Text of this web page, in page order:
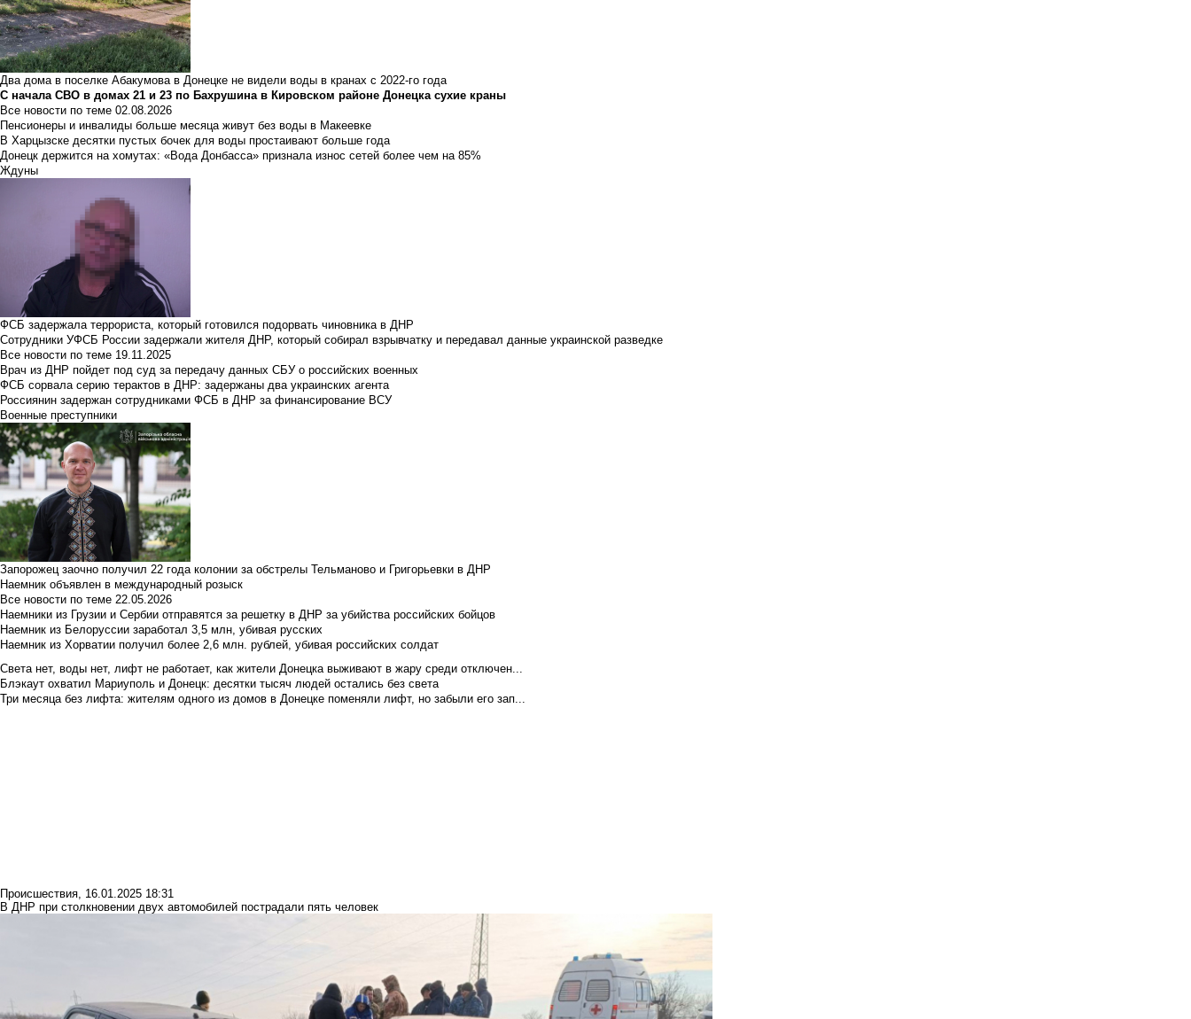
Два дома в поселке Абакумова в Донецке не видели воды в кранах с 2022-го года
С начала СВО в домах 21 и 23 по Бахрушина в Кировском районе Донецка сухие краны
Все новости по теме 02.08.2026
Пенсионеры и инвалиды больше месяца живут без воды в Макеевке
В Харцызске десятки пустых бочек для воды простаивают больше года
Донецк держится на хомутах: «Вода Донбасса» признала износ сетей более чем на 85%
Ждуны
ФСБ задержала террориста, который готовился подорвать чиновника в ДНР
Сотрудники УФСБ России задержали жителя ДНР, который собирал взрывчатку и передавал данные украинской разведке
Все новости по теме 19.11.2025
Врач из ДНР пойдет под суд за передачу данных СБУ о российских военных
ФСБ сорвала серию терактов в ДНР: задержаны два украинских агента
Россиянин задержан сотрудниками ФСБ в ДНР за финансирование ВСУ
Военные преступники
Запорожец заочно получил 22 года колонии за обстрелы Тельманово и Григорьевки в ДНР
Наемник объявлен в международный розыск
Все новости по теме 22.05.2026
Наемники из Грузии и Сербии отправятся за решетку в ДНР за убийства российских бойцов
Наемник из Белоруссии заработал 3,5 млн, убивая русских
Наемник из Хорватии получил более 2,6 млн. рублей, убивая российских солдат
Света нет, воды нет, лифт не работает, как жители Донецка выживают в жару среди отключен...
Блэкаут охватил Мариуполь и Донецк: десятки тысяч людей остались без света
Три месяца без лифта: жителям одного из домов в Донецке поменяли лифт, но забыли его зап...
Происшествия 16.01.2025 18:31
В ДНР при столкновении двух автомобилей пострадали пять человек